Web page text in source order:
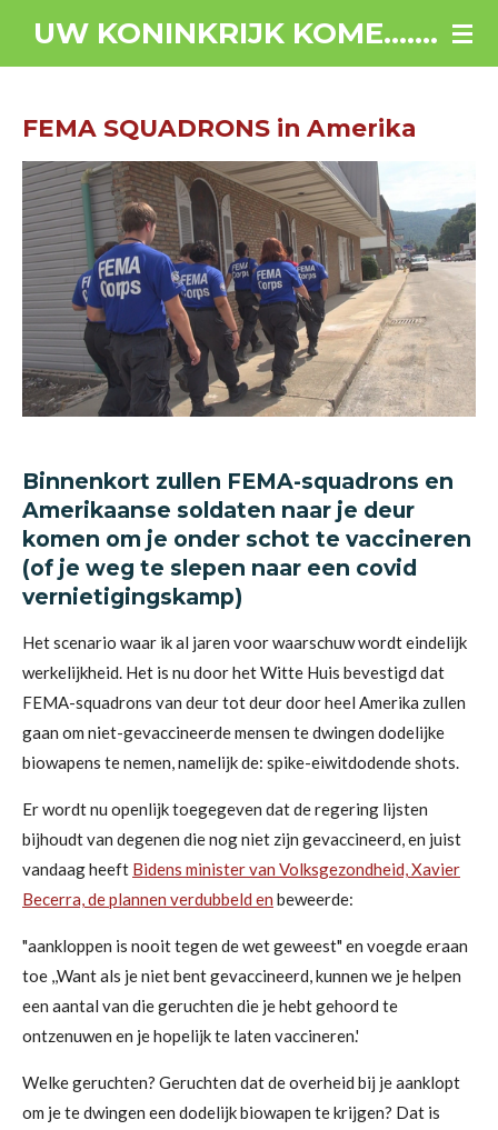
UW KONINKRIJK KOME.......
FEMA SQUADRONS in Amerika
Binnenkort zullen FEMA-squadrons en
Amerikaanse soldaten naar je deur
komen om je onder schot te vaccineren
(of je weg te slepen naar een covid
vernietigingskamp)
Het scenario waar ik al jaren voor waarschuw wordt eindelijk
werkelijkheid. Het is nu door het Witte Huis bevestigd dat
FEMA-squadrons van deur tot deur door heel Amerika zullen
gaan om niet-gevaccineerde mensen te dwingen dodelijke
biowapens te nemen, namelijk de: spike-eiwitdodende shots.
Er wordt nu openlijk toegegeven dat de regering lijsten
bijhoudt van degenen die nog niet zijn gevaccineerd, en juist
vandaag heeft Bidens minister van Volksgezondheid, Xavier
Becerra, de plannen verdubbeld en beweerde:
"aankloppen is nooit tegen de wet geweest" en voegde eraan
toe ,,Want als je niet bent gevaccineerd, kunnen we je helpen
een aantal van die geruchten die je hebt gehoord te
ontzenuwen en je hopelijk te laten vaccineren.'
Welke geruchten? Geruchten dat de overheid bij je aanklopt
om je te dwingen een dodelijk biowapen te krijgen? Dat is